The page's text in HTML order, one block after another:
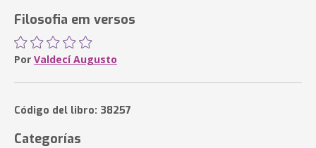
Filosofia em versos
Por Valdecí Augusto
Código del libro: 38257
Categorías